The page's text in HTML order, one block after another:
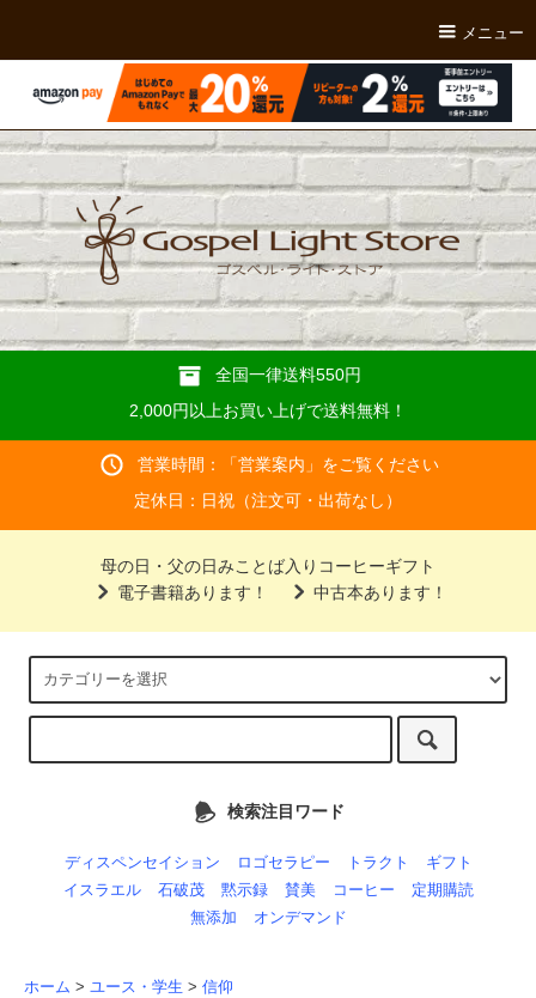
メニュー
全国一律送料550円
2,000円以上お買い上げで送料無料！
営業時間：「営業案内 」をご覧ください
定休日：日祝（注文可・出荷なし）
母の日・父の日みことば入りコーヒーギフト
電子書籍あります！
中古本あります！
検索注目ワード
ディスペンセイション ロゴセラピー トラクト
ギフト
イスラエル
石破茂 黙示録 賛美 コーヒー
定期購読
無添加
オンデマンド
ホーム > ユース・学生 > 信仰